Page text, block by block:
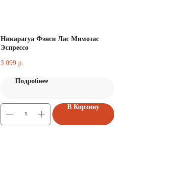
Никарагуа Фэнси Лас Мимозас
Эспрессо
3 099 р.
Подробнее
В Корзину